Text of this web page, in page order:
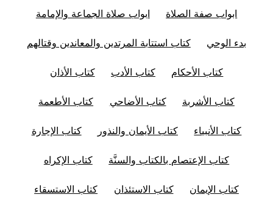
ابواب صفة الصلاة ابواب صلاة الجماعة والإمامة
بدء الوحي كتاب استتابة المرتدين والمعاندين وقتالهم
كتاب الأحكام كتاب الأدب كتاب الأذان
كتاب الأشربة كتاب الأضاحي كتاب الأطعمة
كتاب الأنبياء كتاب الأيمان والنذور كتاب الإجارة
كتاب الإعتصام بالكتاب والسنَّة كتاب الإكراه
كتاب الإيمان كتاب الاستئذان كتاب الاستسقاء